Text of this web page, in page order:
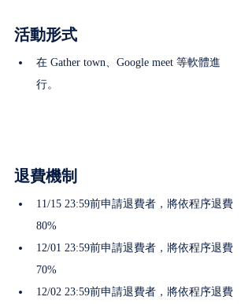
活動形式
在 Gather town、Google meet 等軟體進
行。
退費機制
11/15 23:59前申請退費者，將依程序退費
80%
12/01 23:59前申請退費者，將依程序退費
70%
12/02 23:59前申請退費者，將依程序退費